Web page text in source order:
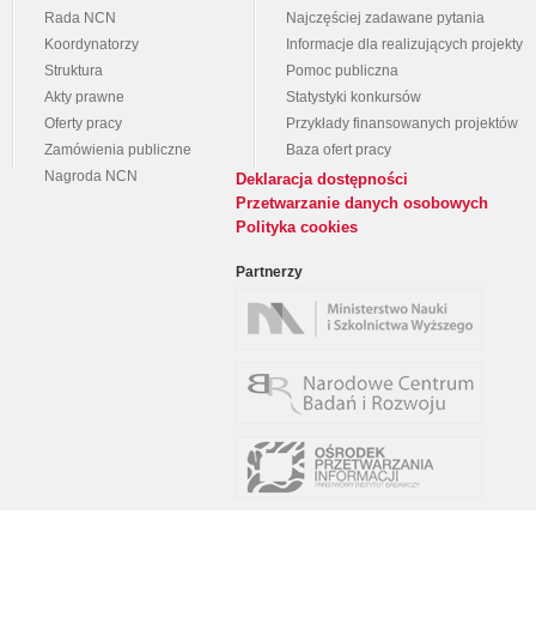
Rada NCN
Koordynatorzy
Struktura
Akty prawne
Oferty pracy
Zamówienia publiczne
Nagroda NCN
Najczęściej zadawane pytania
Informacje dla realizujących projekty
Pomoc publiczna
Statystyki konkursów
Przykłady finansowanych projektów
Baza ofert pracy
Deklaracja dostępności
Przetwarzanie danych osobowych
Polityka cookies
Partnerzy